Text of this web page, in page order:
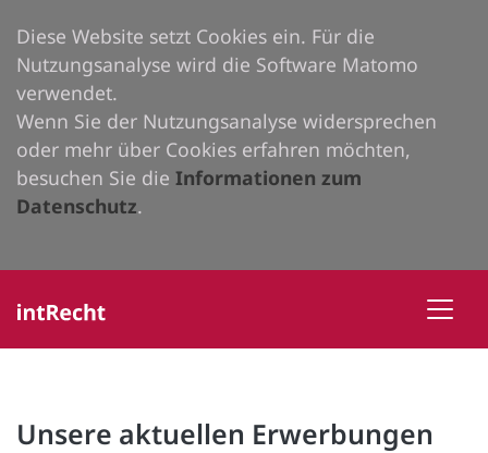
Diese Website setzt Cookies ein. Für die
Nutzungsanalyse wird die Software Matomo
verwendet.
Wenn Sie der Nutzungsanalyse widersprechen
oder mehr über Cookies erfahren möchten,
besuchen Sie die Informationen zum
Datenschutz.
Unsere aktuellen Erwerbungen